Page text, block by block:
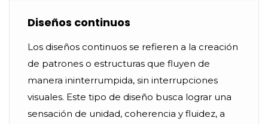
Diseños continuos
Los diseños continuos se refieren a la creación
de patrones o estructuras que fluyen de
manera ininterrumpida, sin interrupciones
visuales. Este tipo de diseño busca lograr una
sensación de unidad, coherencia y fluidez, a